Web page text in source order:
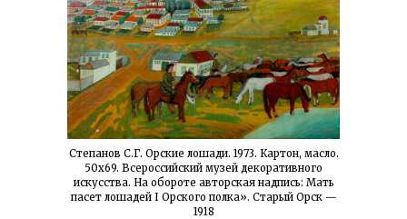
Степанов С.Г. Орские лошади. 1973. Картон, масло.
50х69. Всероссийский музей декоративного
искусства. На обороте авторская надпись: Мать
пасет лошадей I Орского полка». Старый Орск —
1918